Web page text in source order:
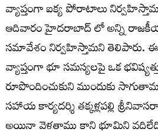
వ్యాప్తంగా ఐక్య పోరాటాలు
ఆదివారం హైదరాబాద్ లో అన్ని
సమావేశం నిర్వహిస్తామని తెలిపారు.
వ్యాప్తంగా భూ సమస్యలపై ఒక
రూపొందించుకుని ముందుకు
సహాయ కార్యదర్శి తక్కళ్లపల్లి